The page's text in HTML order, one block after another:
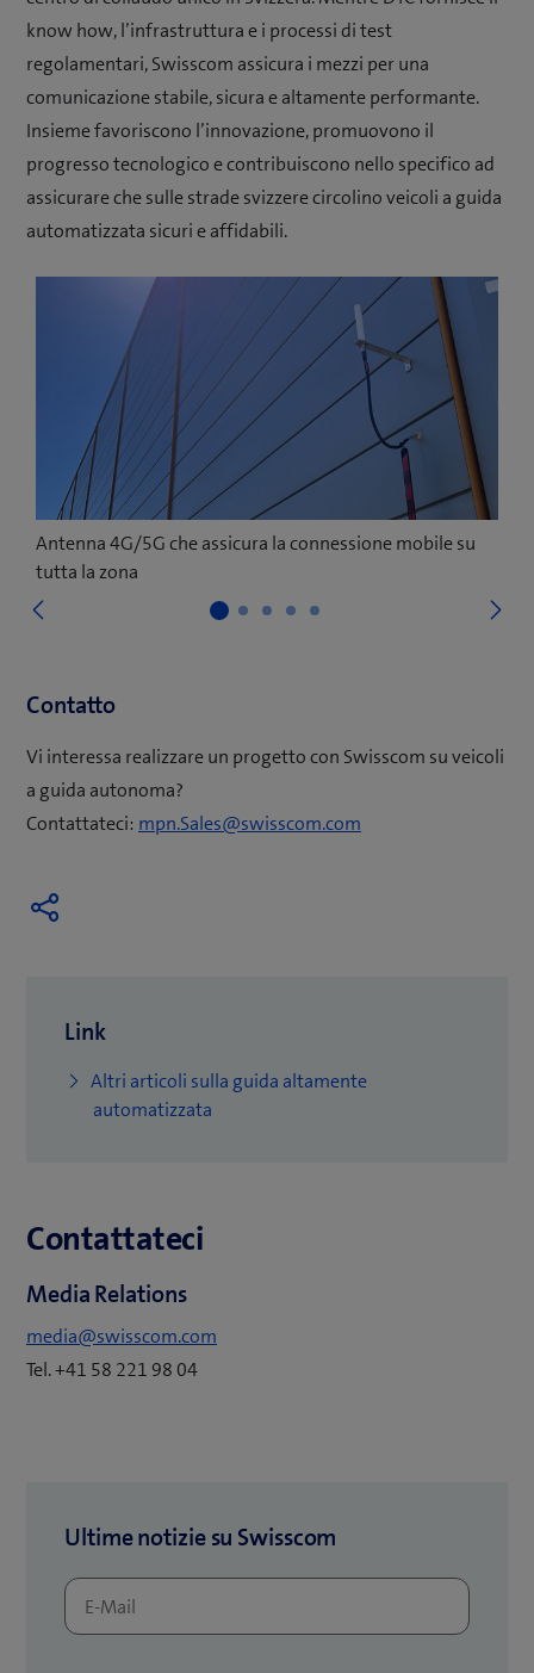
know how, l’infrastruttura e i processi di test
regolamentari, Swisscom assicura i mezzi per una
comunicazione stabile, sicura e altamente performante.
Insieme favoriscono l’innovazione, promuovono il
progresso tecnologico e contribuiscono nello specifico ad
assicurare che sulle strade svizzere circolino veicoli a guida
automatizzata sicuri e affidabili.
Antenna 4G/5G che assicura la connessione mobile su
tutta la zona
Contatto
Vi interessa realizzare un progetto con Swisscom su veicoli
a guida autonoma?
Contattateci: mpn.Sales@swisscom.com
Link
Altri articoli sulla guida altamente
automatizzata
Contattateci
Media Relations
media@swisscom.com
Tel. +41 58 221 98 04
Ultime notizie su Swisscom